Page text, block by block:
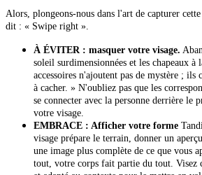
Alors, plongeons-nous dans l'art de capturer
dit : « Swipe right ».
À ÉVITER : masquer votre visage.
soleil surdimensionnées et les chapeaux à
accessoires n'ajoutent pas de mystère ; ils
à cacher. » N'oubliez pas que les
se connecter avec la personne derrière le
votre visage.
EMBRACE : Afficher votre forme
visage prépare le terrain, donner un
une image plus complète de ce que vous
tout, votre corps fait partie du tout. Visez